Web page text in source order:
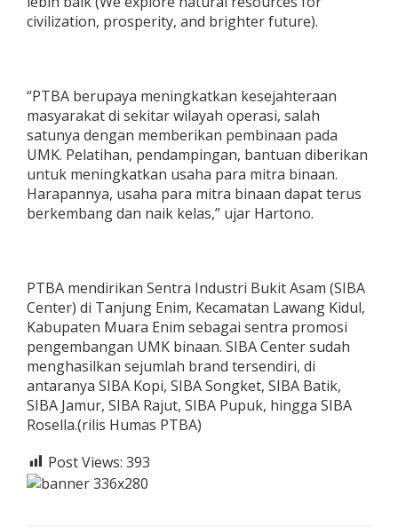
civilization, prosperity, and brighter future).
“PTBA berupaya meningkatkan kesejahteraan
masyarakat di sekitar wilayah operasi, salah
satunya dengan memberikan pembinaan pada
UMK. Pelatihan, pendampingan, bantuan diberikan
untuk meningkatkan usaha para mitra binaan.
Harapannya, usaha para mitra binaan dapat terus
berkembang dan naik kelas,” ujar Hartono.
PTBA mendirikan Sentra Industri Bukit Asam (SIBA
Center) di Tanjung Enim, Kecamatan Lawang Kidul,
Kabupaten Muara Enim sebagai sentra promosi
pengembangan UMK binaan. SIBA Center sudah
menghasilkan sejumlah brand tersendiri, di
antaranya SIBA Kopi, SIBA Songket, SIBA Batik,
SIBA Jamur, SIBA Rajut, SIBA Pupuk, hingga SIBA
Rosella.(rilis Humas PTBA)
Post Views: 393